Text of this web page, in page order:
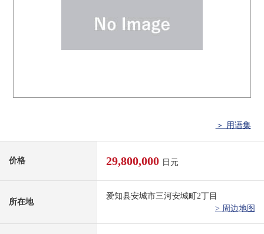
＞ 用语集
价格 29,800,000 日元
所在地
爱知县安城市三河安城町2丁目
> 周边地图